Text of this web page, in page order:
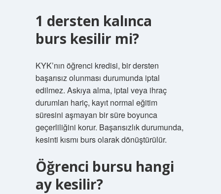
1 dersten kalınca
burs kesilir mi?
KYK’nın öğrenci kredisi, bir dersten
başarısız olunması durumunda iptal
edilmez. Askıya alma, iptal veya ihraç
durumları hariç, kayıt normal eğitim
süresini aşmayan bir süre boyunca
geçerliliğini korur. Başarısızlık durumunda,
kesinti kısmı burs olarak dönüştürülür.
Öğrenci bursu hangi
ay kesilir?